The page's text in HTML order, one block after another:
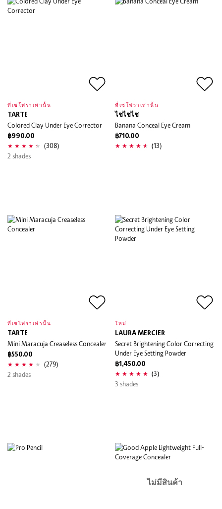
ที่เซโฟราเท่านั้น
TARTE
Colored Clay Under Eye Corrector
฿990.00
(308)
2 shades
ที่เซโฟราเท่านั้น
ไชไชไช
Banana Conceal Eye Cream
฿710.00
(13)
ที่เซโฟราเท่านั้น
TARTE
Mini Maracuja Creaseless Concealer
฿550.00
(279)
2 shades
ใหม่
LAURA MERCIER
Secret Brightening Color Correcting
Under Eye Setting Powder
฿1,450.00
(3)
3 shades
ไม่มีสินค้า